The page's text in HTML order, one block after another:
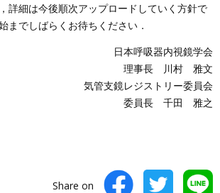
詳細は今後順次アップロードしていく方針で
までしばらくお待ちください．
日本呼吸器内視鏡学会
理事長 川村 雅文
気管支鏡レジストリー委員会
委員長 千田 雅之
Share on